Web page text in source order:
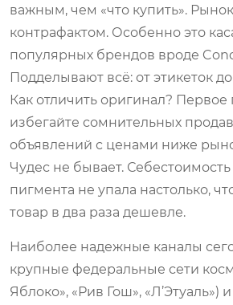
важным, чем «что купить».
контрафактом. Особенно это
популярных брендов вроде
Подделывают всё: от этикеток
Как отличить оригинал? Первое
избегайте сомнительных
объявлений с ценами ниже
Чудес не бывает.
пигмента не упала настолько,
товар в два раза дешевле.
Наиболее надежные каналы
крупные федеральные сети
Яблоко», «Рив Гош», «Л’Этуаль»)